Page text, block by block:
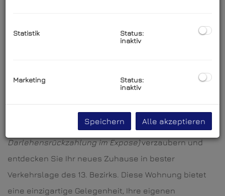
Lassen Sie sich von dem Charm eines erst kürzlich
sanierten Wiener Altbaus (Näheres zur
Darlehensrückzahlung im Expose)verzaubern und
entdecken Sie Ihr neues Zuhause in bester
Verkehrslage des 13. Bezirks. Diese Wohnung bietet
eine einzigartige Gelegenheit, Ihre eigenen
Statistik
Status:
inaktiv
Marketing
Status:
inaktiv
Speichern Alle akzeptieren